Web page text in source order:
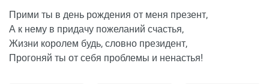
Прими ты в день рождения от меня презент,
А к нему в придачу пожеланий счастья,
Жизни королем будь, словно президент,
Прогоняй ты от себя проблемы и ненастья!